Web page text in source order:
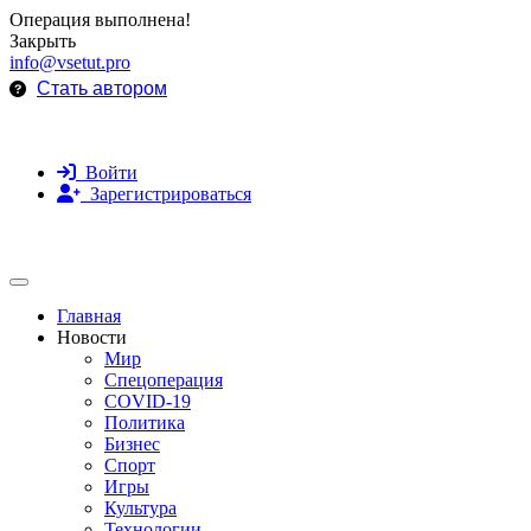
Операция выполнена!
Закрыть
info@vsetut.pro
Стать автором
Войти
Зарегистрироваться
Toggle navigation
Главная
Новости
Мир
Спецоперация
COVID-19
Политика
Бизнес
Спорт
Игры
Культура